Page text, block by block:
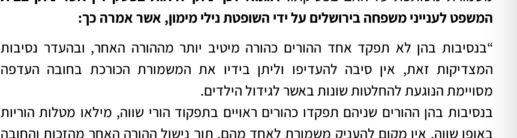
המשפט לענייני משפחה בירושלים על ידי השופטת נילי מימון, אשר אמרה כך:
“בנסיבות בהן לא תפקד אחד ההורים כהורה מיטיב יותר מההורה האחר, ובהעדר נסיבות
המצדיקות זאת, אין סיבה להעדיפו וליתן בידיו את המשמורת הכורכת בחובה העדפה
מסויימת הנוגעת להחלטות שונות באשר לגידול הילדים.
בנסיבות בהן ההורים שניהם תפקדו כהורים ראויים בתפקוד הורי שווה, מילאו מטלות הוריות
באופן שווה, אין מקום להעניק משמורת לאחד מהם, תוך נישול ההורה האחר מהזכות והחובה